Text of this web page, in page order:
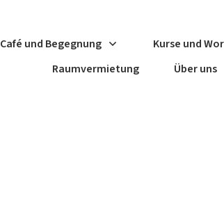
Café und Begegnung Kurse und
Raumvermietung
Über uns